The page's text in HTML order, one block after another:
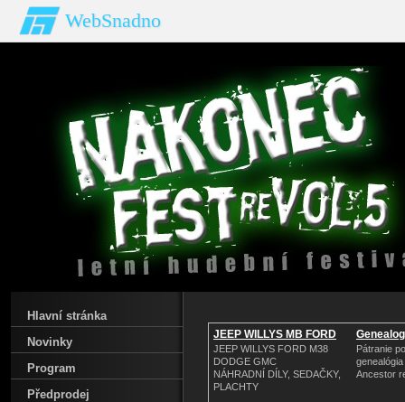
WebSnadno
JEEP WILLYS MB FORD
GPW
JEEP WILLYS FORD M38
DODGE GMC
NÁHRADNÍ DÍLY, SEDAČKY,
PLACHTY
Pátranie
genealógia
Ancestor
Hlavní stránka
Novinky
Program
Předprodej